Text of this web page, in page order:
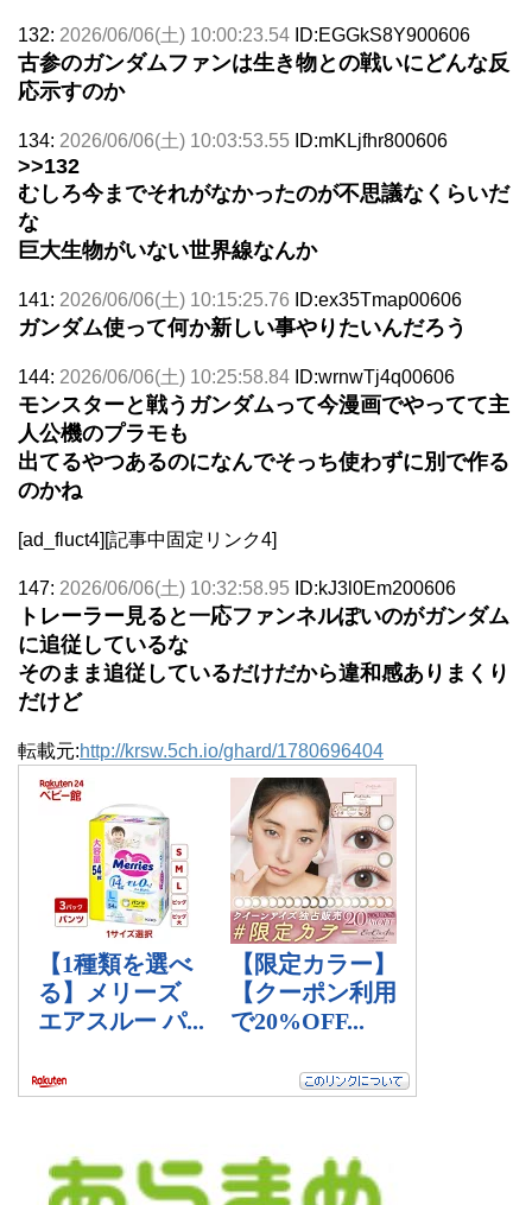
132: 2026/06/06(土) 10:00:23.54 ID:EGGkS8Y900606
古参のガンダムファンは生き物との戦いにどんな反
応示すのか
134: 2026/06/06(土) 10:03:53.55 ID:mKLjfhr800606
>>132
むしろ今までそれがなかったのが不思議なくらいだ
な
巨大生物がいない世界線なんか
141: 2026/06/06(土) 10:15:25.76 ID:ex35Tmap00606
ガンダム使って何か新しい事やりたいんだろう
144: 2026/06/06(土) 10:25:58.84 ID:wrnwTj4q00606
モンスターと戦うガンダムって今漫画でやってて主
人公機のプラモも
出てるやつあるのになんでそっち使わずに別で作る
のかね
[ad_fluct4][記事中固定リンク4]
147: 2026/06/06(土) 10:32:58.95 ID:kJ3l0Em200606
トレーラー見ると一応ファンネルぽいのがガンダム
に追従しているな
そのまま追従しているだけだから違和感ありまくり
だけど
転載元:http://krsw.5ch.io/ghard/1780696404